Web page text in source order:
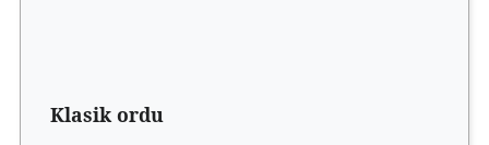
Klasik ordu